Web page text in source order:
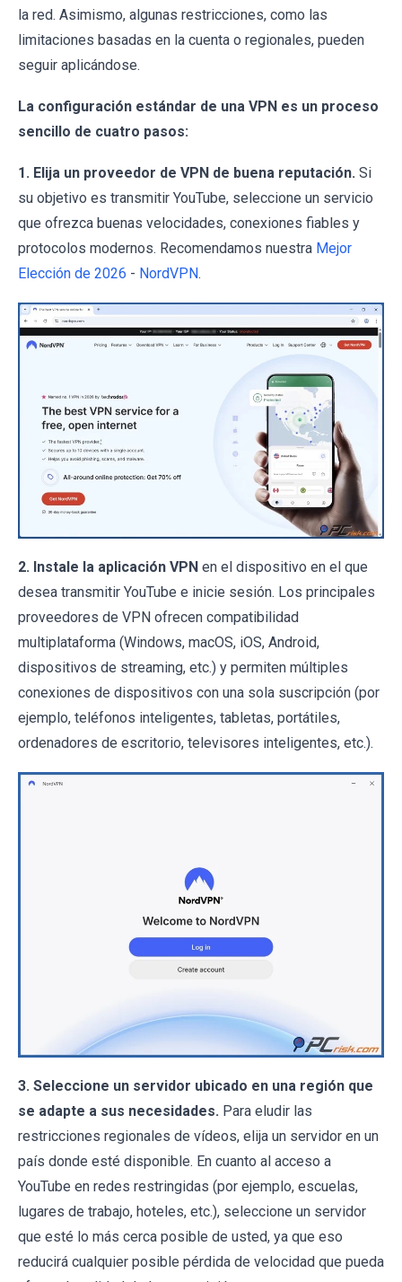
la red. Asimismo, algunas restricciones, como las
limitaciones basadas en la cuenta o regionales, pueden
seguir aplicándose.
La configuración estándar de una VPN es un proceso
sencillo de cuatro pasos:
1. Elija un proveedor de VPN de buena reputación. Si
su objetivo es transmitir YouTube, seleccione un servicio
que ofrezca buenas velocidades, conexiones fiables y
protocolos modernos. Recomendamos nuestra Mejor
Elección de 2026 - NordVPN.
2. Instale la aplicación VPN en el dispositivo en el que
desea transmitir YouTube e inicie sesión. Los principales
proveedores de VPN ofrecen compatibilidad
multiplataforma (Windows, macOS, iOS, Android,
dispositivos de streaming, etc.) y permiten múltiples
conexiones de dispositivos con una sola suscripción (por
ejemplo, teléfonos inteligentes, tabletas, portátiles,
ordenadores de escritorio, televisores inteligentes, etc.).
3. Seleccione un servidor ubicado en una región que
se adapte a sus necesidades. Para eludir las
restricciones regionales de vídeos, elija un servidor en un
país donde esté disponible. En cuanto al acceso a
YouTube en redes restringidas (por ejemplo, escuelas,
lugares de trabajo, hoteles, etc.), seleccione un servidor
que esté lo más cerca posible de usted, ya que eso
reducirá cualquier posible pérdida de velocidad que pueda